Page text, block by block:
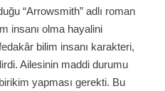
“Arrowsmith” adlı roman
insanı olma hayalini
bilim insanı karakteri,
Ailesinin maddi durumu
yapması gerekti. Bu